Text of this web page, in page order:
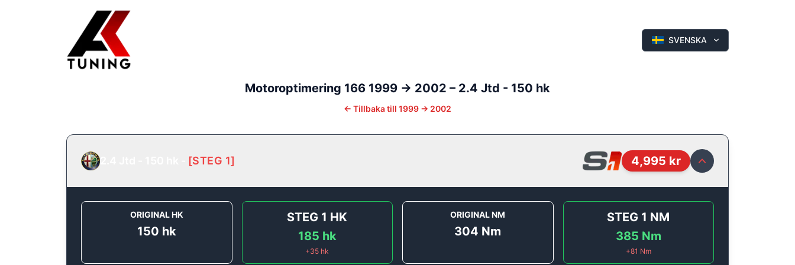
SVENSKA
Motoroptimering 166 1999 -> 2002 – 2.4 Jtd - 150 hk
← Tillbaka till 1999 -> 2002
[STEG 1] 4,995 kr
ORIGINAL HK
150 hk
STEG 1 HK
185 hk
+35 hk
ORIGINAL NM
304 Nm
STEG 1 NM
385 Nm
+81 Nm